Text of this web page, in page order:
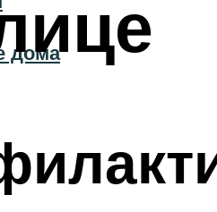
дома